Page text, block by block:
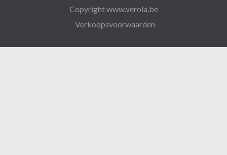
Copyright www.verola.be
Verkoopsvoorwaarden